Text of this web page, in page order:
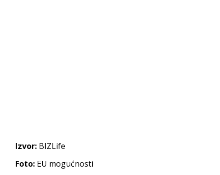
Izvor: BIZLife
Foto: EU mogućnosti